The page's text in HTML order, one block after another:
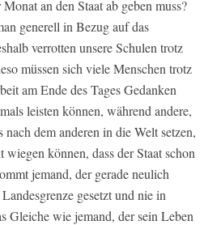
an den Staat ab geben muss?
generell in Bezug auf das
verrotten unsere Schulen trotz
müssen sich viele Menschen trotz
am Ende des Tages Gedanken
leisten können, während andere,
dem anderen in die Welt setzen,
können, dass der Staat schon
jemand, der gerade neulich
gesetzt und nie in
Gleiche wie jemand, der sein Leben